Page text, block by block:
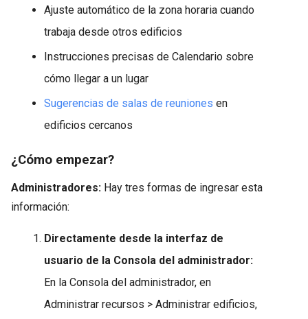
Ajuste automático de la zona horaria cuando
trabaja desde otros edificios
Instrucciones precisas de Calendario sobre
cómo llegar a un lugar
Sugerencias de salas de reuniones en
edificios cercanos
¿Cómo empezar?
Administradores: Hay tres formas de ingresar esta
información:
Directamente desde la interfaz de
usuario de la Consola del administrador:
En la Consola del administrador, en
Administrar recursos > Administrar edificios,